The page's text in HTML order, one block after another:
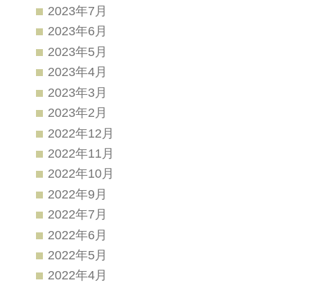
2023年7月
2023年6月
2023年5月
2023年4月
2023年3月
2023年2月
2022年12月
2022年11月
2022年10月
2022年9月
2022年7月
2022年6月
2022年5月
2022年4月